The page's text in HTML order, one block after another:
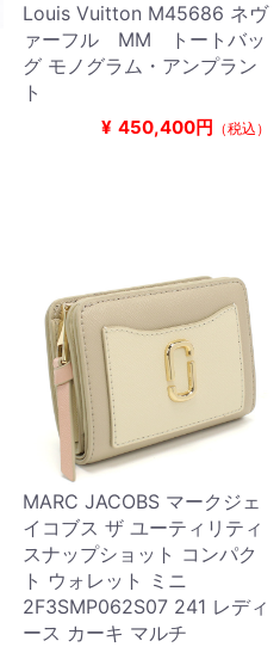
Louis Vuitton M45686 ネヴ
ァーフル MM トートバッ
グ モノグラム・アンプラン
ト
¥ 450,400円 （税込）
MARC JACOBS マークジェ
イコブス ザ ユーティリティ
スナップショット コンパク
ト ウォレット ミニ
2F3SMP062S07 241 レディ
ース カーキ マルチ